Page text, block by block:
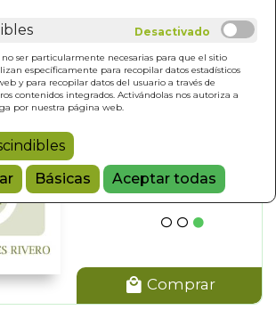
no ser particularmente necesarias para que el sitio
específicamente para recopilar datos estadísticos
y para recopilar datos del usuario a través de
contenidos integrados. Activándolas nos autoriza a
por nuestra página web.
Básicas Aceptar todas
FILOSOFIA ESPIRITUAL
21,95€
Comprar